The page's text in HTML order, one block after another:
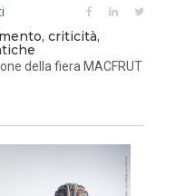
criticità,
della fiera MACFRUT